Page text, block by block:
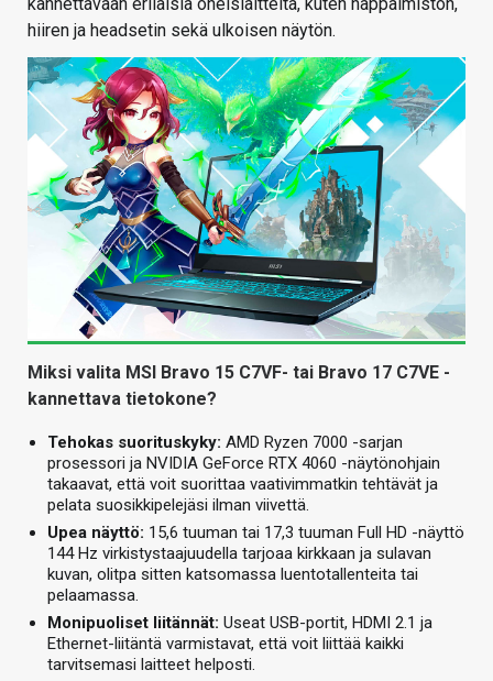
hiiren ja headsetin sekä ulkoisen näytön.
Miksi valita MSI Bravo 15 C7VF- tai Bravo 17 C7VE -
kannettava tietokone?
Tehokas suorituskyky: AMD Ryzen 7000 -sarjan
prosessori ja NVIDIA GeForce RTX 4060 -näytönohjain
takaavat, että voit suorittaa vaativimmatkin tehtävät ja
pelata suosikkipelejäsi ilman viivettä.
Upea näyttö: 15,6 tuuman tai 17,3 tuuman Full HD -näyttö
144 Hz virkistystaajuudella tarjoaa kirkkaan ja sulavan
kuvan, olitpa sitten katsomassa luentotallenteita tai
pelaamassa.
Monipuoliset liitännät: Useat USB-portit, HDMI 2.1 ja
Ethernet-liitäntä varmistavat, että voit liittää kaikki
tarvitsemasi laitteet helposti.